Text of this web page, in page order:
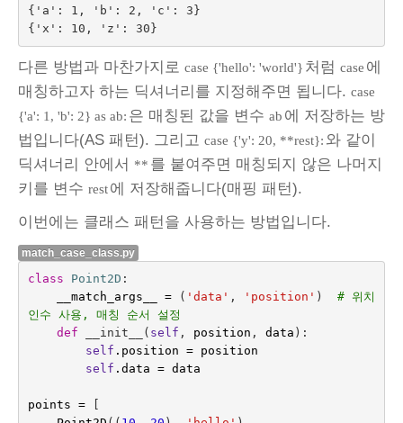
{'a': 1, 'b': 2, 'c': 3}
다른 방법과 마찬가지로 case {'hello': 'world'} 처럼 case 에
매칭하고자 하는 딕셔너리를 지정해주면 됩니다. case
{'a': 1, 'b': 2} as ab: 은 매칭된 값을 변수 ab 에 저장하는 방
법입니다(AS 패턴). 그리고 case {'y': 20, **rest}: 와 같이
딕셔너리 안에서 ** 를 붙여주면 매칭되지 않은 나머지
키를 변수 rest에 저장해줍니다(매핑 패턴).
이번에는 클래스 패턴을 사용하는 방법입니다.
match_case_class.py
class Point2D :
__match_args__
= ( 'data' , 'position' )
# 위치
인수 사용, 매칭 순서 설정
def
__init__ ( self , position , data ):
self . position =
position
self . data = data
points =